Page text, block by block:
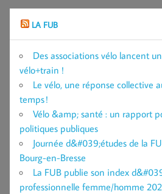
LA FUB
Des associations vélo lancent
vélo+train !
Le vélo, une réponse collective
temps !
Vélo &amp; santé : un rapport
politiques publiques
Journée d&#039;études de la
Bourg-en-Bresse
La FUB publie son index
professionnelle femme/homme